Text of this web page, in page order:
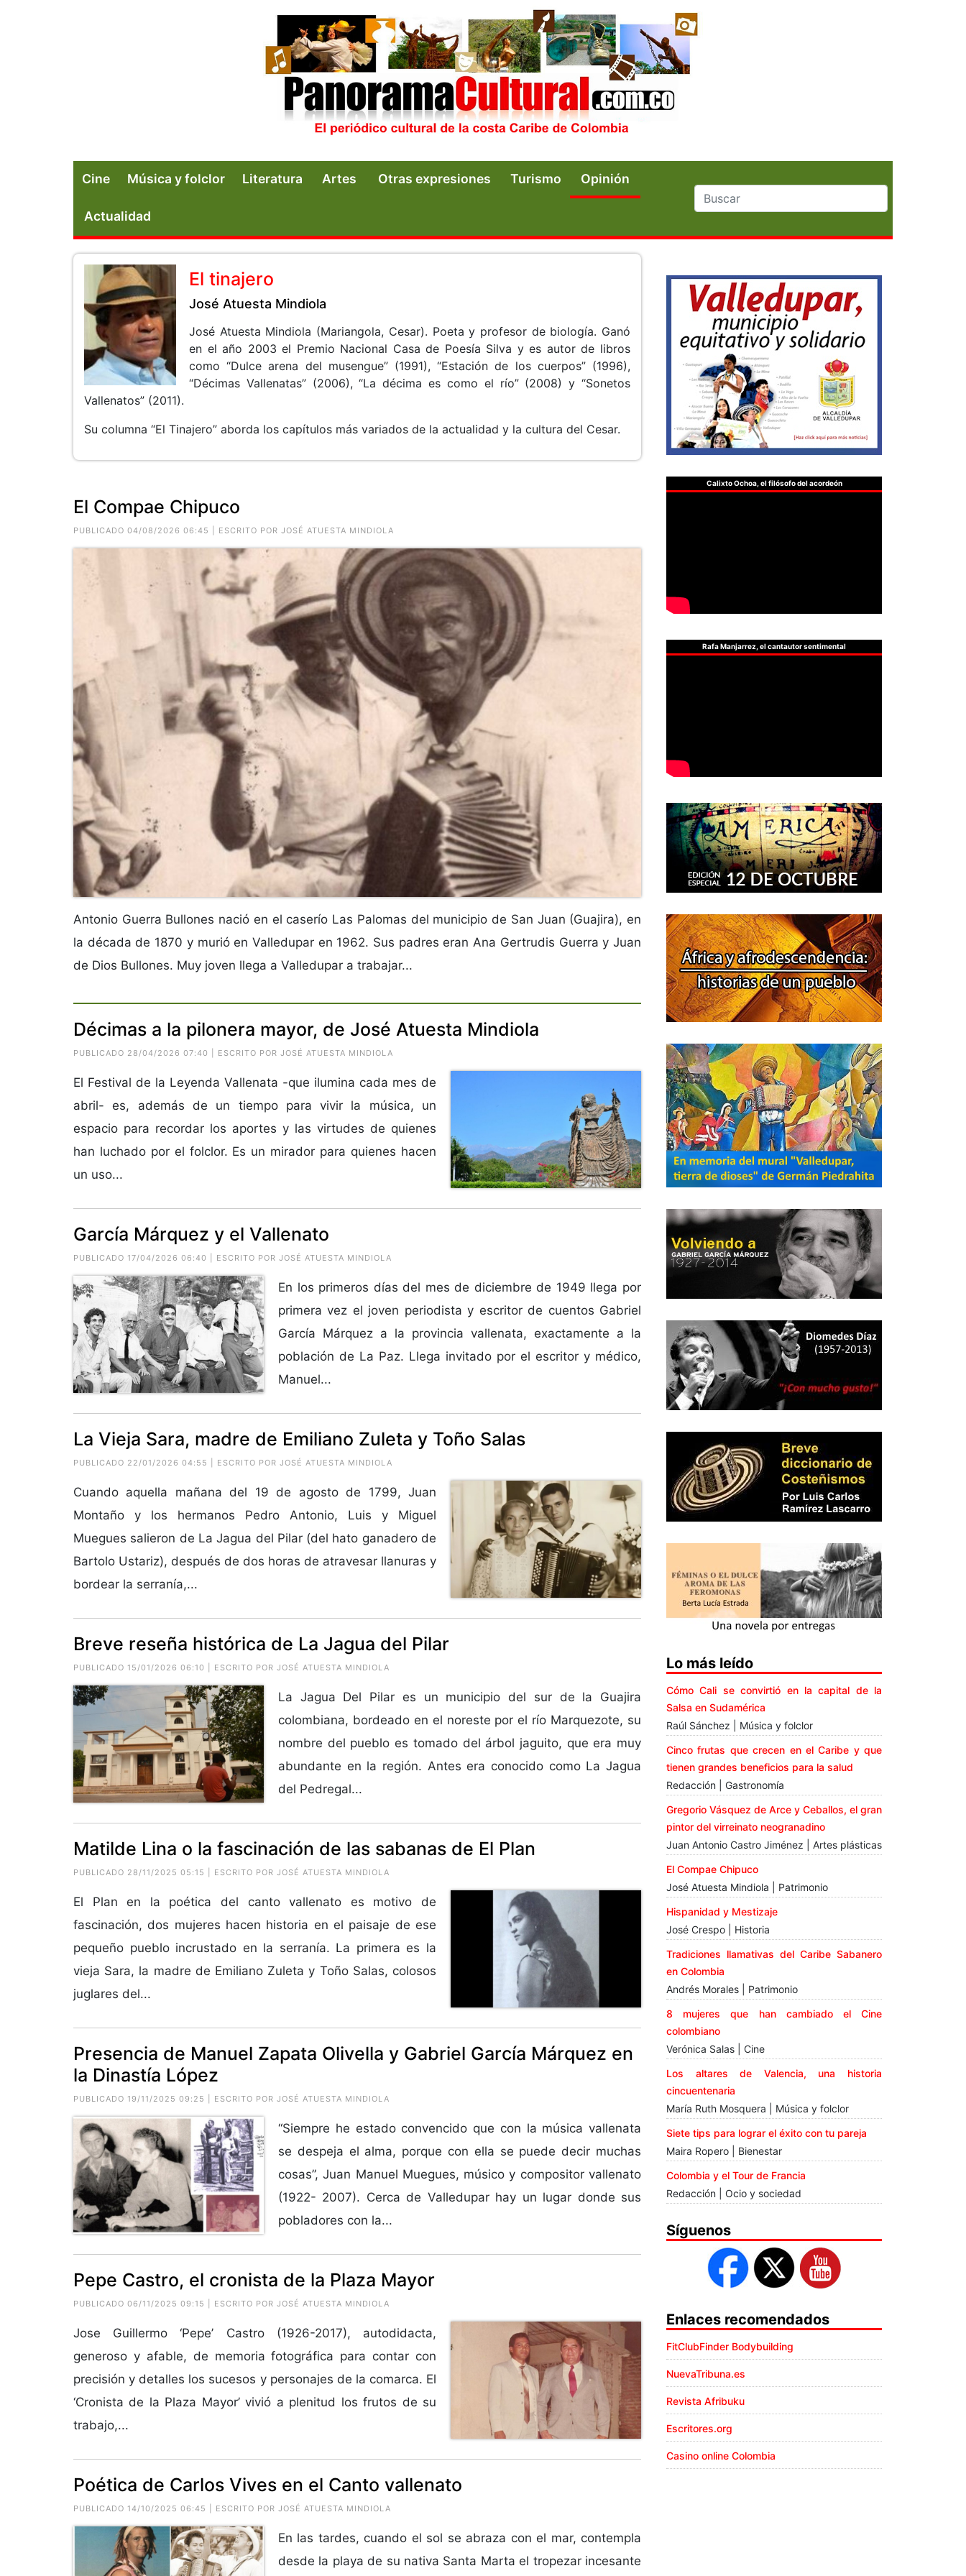
Cine Música y folclor Literatura Artes Otras expresiones Turismo Opinión
Actualidad
El tinajero
José Atuesta Mindiola
José Atuesta Mindiola (Mariangola, Cesar). Poeta y profesor de biología. Ganó
en el año 2003 el Premio Nacional Casa de Poesía Silva y es autor de libros
como “Dulce arena del musengue” (1991), “Estación de los cuerpos” (1996),
“Décimas Vallenatas” (2006), “La décima es como el río” (2008) y “Sonetos
Vallenatos” (2011).
Su columna “El Tinajero” aborda los capítulos más variados de la actualidad y la cultura del Cesar.
El Compae Chipuco
PUBLICADO 04/08/2026 06:45 | ESCRITO POR JOSÉ ATUESTA MINDIOLA
Antonio Guerra Bullones nació en el caserío Las Palomas del municipio de San Juan (Guajira), en
la década de 1870 y murió en Valledupar en 1962. Sus padres eran Ana Gertrudis Guerra y Juan
de Dios Bullones. Muy joven llega a Valledupar a trabajar...
Décimas a la pilonera mayor, de José Atuesta Mindiola
PUBLICADO 28/04/2026 07:40 | ESCRITO POR JOSÉ ATUESTA MINDIOLA
El Festival de la Leyenda Vallenata -que ilumina cada mes de
abril- es, además de un tiempo para vivir la música, un
espacio para recordar los aportes y las virtudes de quienes
han luchado por el folclor. Es un mirador para quienes hacen
un uso...
García Márquez y el Vallenato
PUBLICADO 17/04/2026 06:40 | ESCRITO POR JOSÉ ATUESTA MINDIOLA
En los primeros días del mes de diciembre de 1949 llega por
primera vez el joven periodista y escritor de cuentos Gabriel
García Márquez a la provincia vallenata, exactamente a la
población de La Paz. Llega invitado por el escritor y médico,
Manuel...
La Vieja Sara, madre de Emiliano Zuleta y Toño Salas
PUBLICADO 22/01/2026 04:55 | ESCRITO POR JOSÉ ATUESTA MINDIOLA
Cuando aquella mañana del 19 de agosto de 1799, Juan
Montaño y los hermanos Pedro Antonio, Luis y Miguel
Muegues salieron de La Jagua del Pilar (del hato ganadero de
Bartolo Ustariz), después de dos horas de atravesar llanuras y
bordear la serranía,...
Breve reseña histórica de La Jagua del Pilar
PUBLICADO 15/01/2026 06:10 | ESCRITO POR JOSÉ ATUESTA MINDIOLA
La Jagua Del Pilar es un municipio del sur de la Guajira
colombiana, bordeado en el noreste por el río Marquezote, su
nombre del pueblo es tomado del árbol jaguito, que era muy
abundante en la región. Antes era conocido como La Jagua
del Pedregal...
Matilde Lina o la fascinación de las sabanas de El Plan
PUBLICADO 28/11/2025 05:15 | ESCRITO POR JOSÉ ATUESTA MINDIOLA
El Plan en la poética del canto vallenato es motivo de
fascinación, dos mujeres hacen historia en el paisaje de ese
pequeño pueblo incrustado en la serranía. La primera es la
vieja Sara, la madre de Emiliano Zuleta y Toño Salas, colosos
juglares del...
Presencia de Manuel Zapata Olivella y Gabriel García Márquez en
la Dinastía López
PUBLICADO 19/11/2025 09:25 | ESCRITO POR JOSÉ ATUESTA MINDIOLA
“Siempre he estado convencido que con la música vallenata
se despeja el alma, porque con ella se puede decir muchas
cosas”, Juan Manuel Muegues, músico y compositor vallenato
(1922- 2007). Cerca de Valledupar hay un lugar donde sus
pobladores con la...
Pepe Castro, el cronista de la Plaza Mayor
PUBLICADO 06/11/2025 09:15 | ESCRITO POR JOSÉ ATUESTA MINDIOLA
Jose Guillermo ‘Pepe’ Castro (1926-2017), autodidacta,
generoso y afable, de memoria fotográfica para contar con
precisión y detalles los sucesos y personajes de la comarca. El
‘Cronista de la Plaza Mayor’ vivió a plenitud los frutos de su
trabajo,...
Poética de Carlos Vives en el Canto vallenato
PUBLICADO 14/10/2025 06:45 | ESCRITO POR JOSÉ ATUESTA MINDIOLA
En las tardes, cuando el sol se abraza con el mar, contempla
desde la playa de su nativa Santa Marta el tropezar incesante
Calixto Ochoa, el filósofo del acordeón
Rafa Manjarrez, el cantautor sentimental
Lo más leído
Cómo Cali se convirtió en la capital de la
Salsa en Sudamérica
Raúl Sánchez | Música y folclor
Cinco frutas que crecen en el Caribe y que
tienen grandes beneficios para la salud
Redacción | Gastronomía
Gregorio Vásquez de Arce y Ceballos, el gran
pintor del virreinato neogranadino
Juan Antonio Castro Jiménez | Artes plásticas
El Compae Chipuco
José Atuesta Mindiola | Patrimonio
Hispanidad y Mestizaje
José Crespo | Historia
Tradiciones llamativas del Caribe Sabanero
en Colombia
Andrés Morales | Patrimonio
8 mujeres que han cambiado el Cine
colombiano
Verónica Salas | Cine
Los altares de Valencia, una historia
cincuentenaria
María Ruth Mosquera | Música y folclor
Siete tips para lograr el éxito con tu pareja
Maira Ropero | Bienestar
Colombia y el Tour de Francia
Redacción | Ocio y sociedad
Síguenos
Enlaces recomendados
FitClubFinder Bodybuilding
NuevaTribuna.es
Revista Afribuku
Escritores.org
Casino online Colombia